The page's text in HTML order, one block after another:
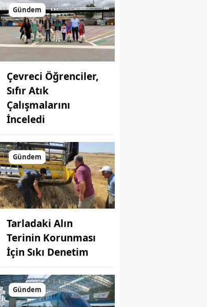
Gündem
Çevreci Öğrenciler,
Sıfır Atık
Çalışmalarını
İnceledi
Gündem
Tarladaki Alın
Terinin Korunması
İçin Sıkı Denetim
Gündem